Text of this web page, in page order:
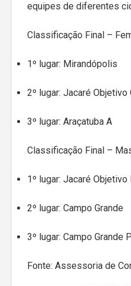
equipes de diferentes
Classificação Final –
1º lugar: Mirandópolis
2º lugar: Jacaré Objetivo
3º lugar: Araçatuba A
Classificação Final –
1º lugar: Jacaré
2º lugar: Campo Grande
3º lugar: Campo Grande
Fonte: Assessoria de